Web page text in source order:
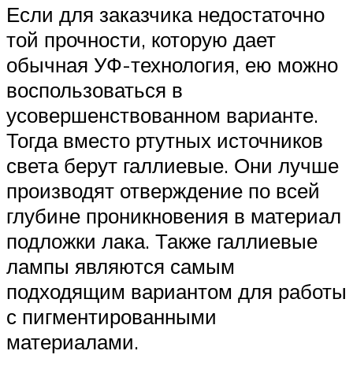
Если для заказчика недостаточно
той прочности, которую дает
обычная УФ-технология, ею можно
воспользоваться в
усовершенствованном варианте.
Тогда вместо ртутных источников
света берут галлиевые. Они лучше
производят отверждение по всей
глубине проникновения в материал
подложки лака. Также галлиевые
лампы являются самым
подходящим вариантом для работы
с пигментированными
материалами.